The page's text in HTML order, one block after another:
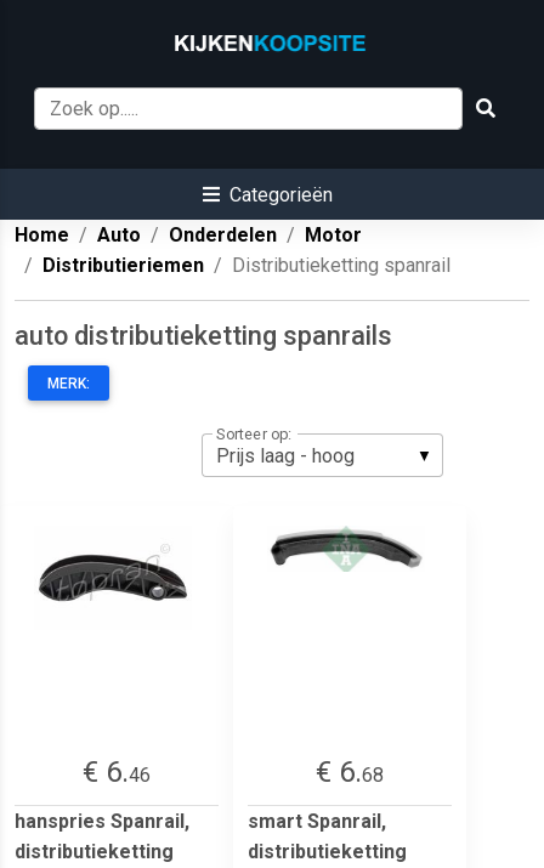
Categorieën
Home
Auto Onderdelen
Motor
Distributieriemen
Distributieketting spanrail
auto distributieketting spanrails
MERK:
Sorteer op:
€ 6.46
hanspries Spanrail,
distributieketting
€ 6.68
smart Spanrail,
distributieketting